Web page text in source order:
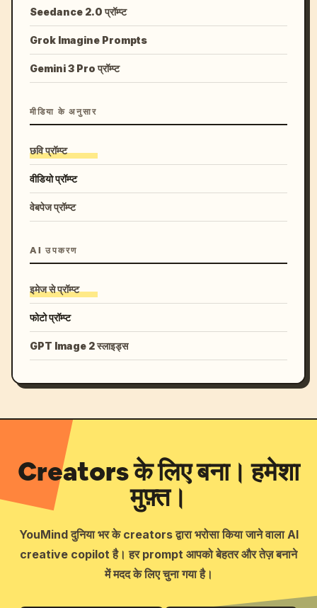
Seedance 2.0 प्रॉम्प्ट
Grok Imagine Prompts
Gemini 3 Pro प्रॉम्प्ट
मीडिया के अनुसार
छवि प्रॉम्प्ट
वीडियो प्रॉम्प्ट
वेबपेज प्रॉम्प्ट
AI उपकरण
इमेज से प्रॉम्प्ट
फोटो प्रॉम्प्ट
GPT Image 2 स्लाइड्स
Creators के लिए बना। हमेशा
मुफ़्त।
YouMind दुनिया भर के creators द्वारा भरोसा किया जाने वाला AI
creative copilot है। हर prompt आपको बेहतर और तेज़ बनाने
में मदद के लिए चुना गया है।